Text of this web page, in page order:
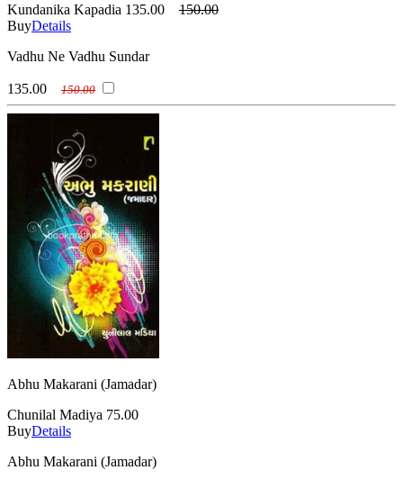
Kundanika Kapadia 135.00
150.00
BuyDetails
Vadhu Ne Vadhu Sundar
135.00 150.00
Abhu Makarani (Jamadar)
Chunilal Madiya 75.00
BuyDetails
Abhu Makarani (Jamadar)